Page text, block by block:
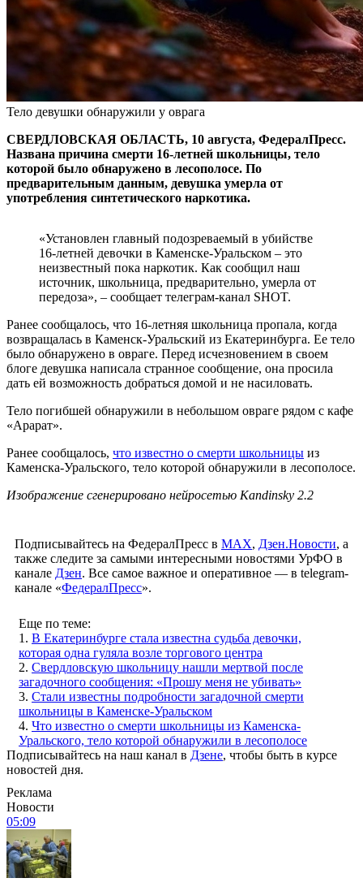
Тело девушки обнаружили у оврага
СВЕРДЛОВСКАЯ ОБЛАСТЬ, 10 августа, ФедералПресс.
Названа причина смерти 16-летней школьницы, тело
которой было обнаружено в лесополосе. По
предварительным данным, девушка умерла от
употребления синтетического наркотика.
«Установлен главный подозреваемый в убийстве
16-летней девочки в Каменске-Уральском – это
неизвестный пока наркотик. Как сообщил наш
источник, школьница, предварительно, умерла от
передоза», – сообщает телеграм-канал SHOT.
Ранее сообщалось, что 16-летняя школьница пропала, когда
возвращалась в Каменск-Уральский из Екатеринбурга. Ее тело
было обнаружено в овраге. Перед исчезновением в своем
блоге девушка написала странное сообщение, она просила
дать ей возможность добраться домой и не насиловать.
Тело погибшей обнаружили в небольшом овраге рядом с кафе
«Арарат».
Ранее сообщалось, что известно о смерти школьницы из
Каменска-Уральского, тело которой обнаружили в лесополосе.
Изображение сгенерировано нейросетью Kandinsky 2.2
Подписывайтесь на ФедералПресс в МАХ, Дзен.Новости, а
также следите за самыми интересными новостями УрФО в
канале Дзен. Все самое важное и оперативное — в telegram-
канале «ФедералПресс».
Еще по теме:
1. В Екатеринбурге стала известна судьба девочки,
которая одна гуляла возле торгового центра
2. Свердловскую школьницу нашли мертвой после
загадочного сообщения: «Прошу меня не убивать»
3. Стали известны подробности загадочной смерти
школьницы в Каменске-Уральском
4. Что известно о смерти школьницы из Каменска-
Уральского, тело которой обнаружили в лесополосе
Подписывайтесь на наш канал в Дзене, чтобы быть в курсе
новостей дня.
Реклама
Новости
05:09